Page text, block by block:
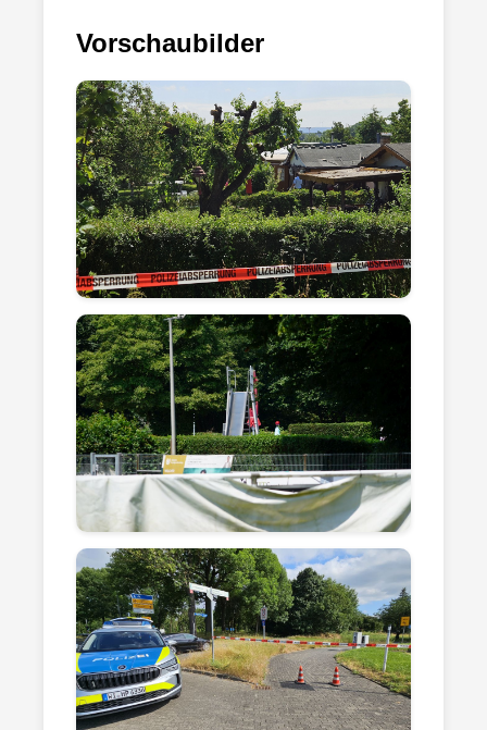
Vorschaubilder